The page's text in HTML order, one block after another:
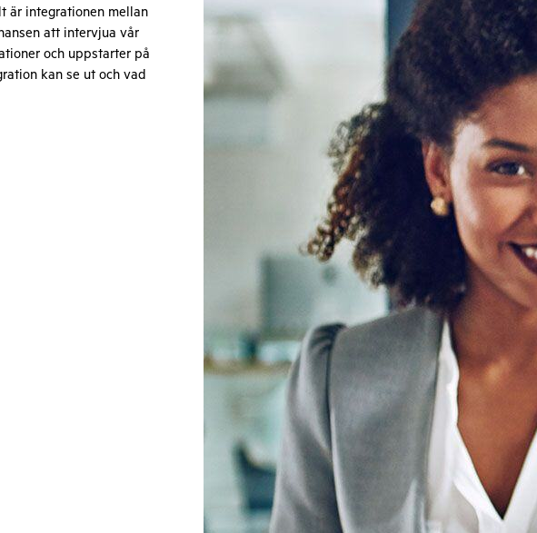
är integrationen mellan
att intervjua vår
och uppstarter på
kan se ut och vad